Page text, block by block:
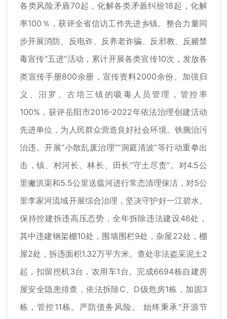
各类风险矛盾70起，化解各类矛盾纠纷18起，化解
率100％，获评全省信访工作先进乡镇。整合力量同
步开展消防、反电诈、反养老诈骗、反邪教、反赌禁
毒宣传“五进”活动，累计开展各类宣传10次，发放各
类宣传手册800余册，宣传资料2000余份。加强归
义、汨罗、古培三镇的吸毒人员管理，管控率
100%，获评岳阳市2016-2022年依法治理创建活动
先进单位，为人民群众营造良好社会环境。铁腕治污
治违。开展“小散乱废治理”“洞庭清波”等行动重拳出
击，镇、村河长、林长、田长“守土尽责”。对4.5公
里撇洪渠和5.5公里送瘟河进行常态清理保洁，对5公
里李家河流域开展综合治理，坚决守护好一江碧水。
保持控建拆违高压态势，全年拆除违法建设46处，
其中违建钢架棚10处，围墙围栏9处，杂屋22处，棚
屋2处，拆违面积1.32万平方米。查处非法盗采泥土2
起，扣留挖机3台，农用车1台。完成6694栋自建房
屋安全隐患排查，依法拆除C、D级危房1栋，加固3
栋，管控11栋。严防债务风险。 始终秉承“开源节